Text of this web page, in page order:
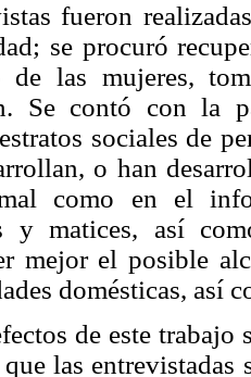
fueron
se procuró
de las mujeres,
Se contó con la
sociales de
o han
como en el
y matices, así
mejor el posible
domésticas, así
de este trabajo
que las